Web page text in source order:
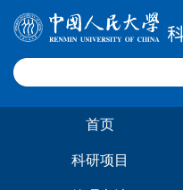
首页
科研项目